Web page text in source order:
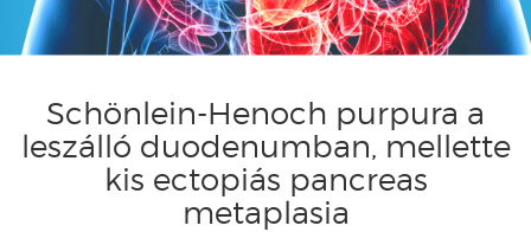
Schönlein-Henoch purpura a
leszálló duodenumban, mellette
kis ectopiás pancreas
metaplasia